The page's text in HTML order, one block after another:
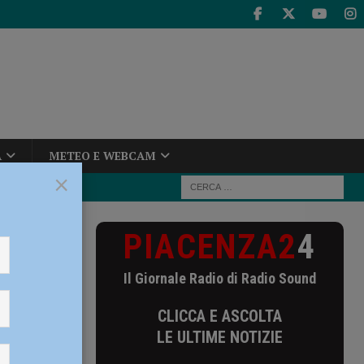
METEO E WEBCAM
PIACENZA24
Il Giornale Radio di Radio Sound
CLICCA E ASCOLTA
LE ULTIME NOTIZIE
×